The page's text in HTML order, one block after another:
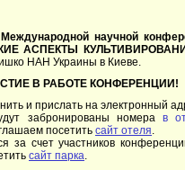
I Международной научной
АСПЕКТЫ
НАН Украины в Киеве.
В РАБОТЕ КОНФЕРЕНЦИИ!
и прислать на электронный
забронированы номерав
посетить сайт отеля.
за счет участников
сайт парка.